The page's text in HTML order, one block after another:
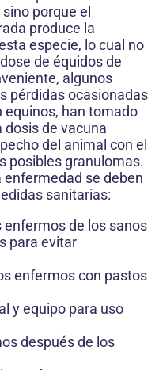
porque el
produce la
especie, lo cual no
de équidos de
algunos
pérdidas ocasionadas
han tomado
dosis de vacuna
del animal con el
posibles granulomas.
enfermedad se deben
sanitarias:
enfermos de los sanos
para evitar
enfermos con pastos
y equipo para uso
después de los